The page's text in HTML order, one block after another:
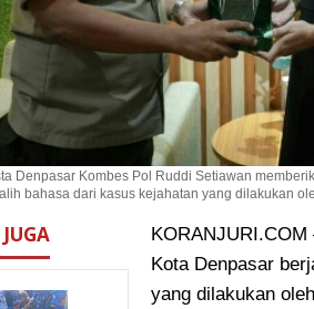
Denpasar Kombes Pol Ruddi Setiawan
bahasa dari kasus kejahatan yang dilakukan
Kota Denpasar
yang dilakukan